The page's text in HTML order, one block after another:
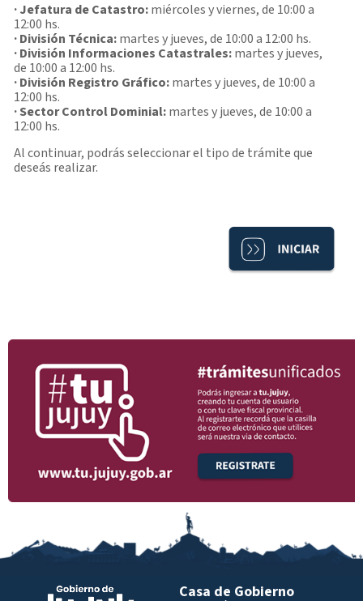
· Jefatura de Catastro:miércoles y viernes, de 10:00 a
12:00 hs.
· División Técnica:martes y jueves, de 10:00 a 12:00 hs.
· División Informaciones Catastrales:martes y jueves,
de 10:00 a 12:00 hs.
· División Registro Gráfico:martes y jueves, de 10:00 a
12:00 hs.
· Sector Control Dominial:martes y jueves, de 10:00 a
12:00 hs.
Al continuar, podrás seleccionar el tipo de trámite que
deseás realizar.
Casa de Gobierno